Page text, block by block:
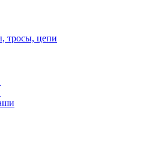
тросы, цепи